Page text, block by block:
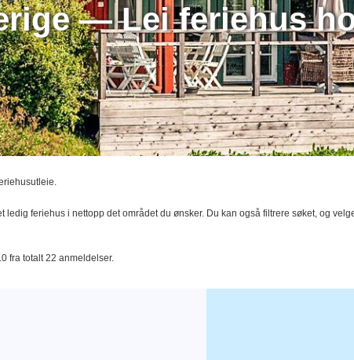
— Lei feriehus
ledig feriehus i nettopp det området du ønsker. Du kan også filtrere søket, og
fra totalt 22 anmeldelser.